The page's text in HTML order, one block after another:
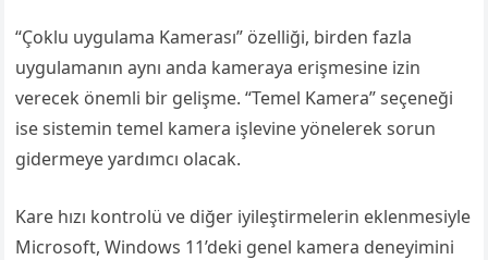
“Çoklu uygulama Kamerası” özelliği, birden fazla
uygulamanın aynı anda kameraya erişmesine izin
verecek önemli bir gelişme. “Temel Kamera” seçeneği
ise sistemin temel kamera işlevine yönelerek sorun
gidermeye yardımcı olacak.
Kare hızı kontrolü ve diğer iyileştirmelerin eklenmesiyle
Microsoft, Windows 11’deki genel kamera deneyimini